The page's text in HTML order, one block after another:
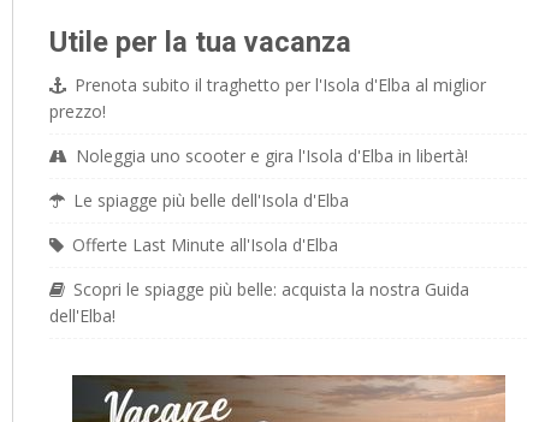
Utile per la tua vacanza
Prenota subito il traghetto per l'Isola d'Elba al miglior
prezzo!
Noleggia uno scooter e gira l'Isola d'Elba in libertà!
Le spiagge più belle dell'Isola d'Elba
Offerte Last Minute all'Isola d'Elba
Scopri le spiagge più belle: acquista la nostra Guida
dell'Elba!